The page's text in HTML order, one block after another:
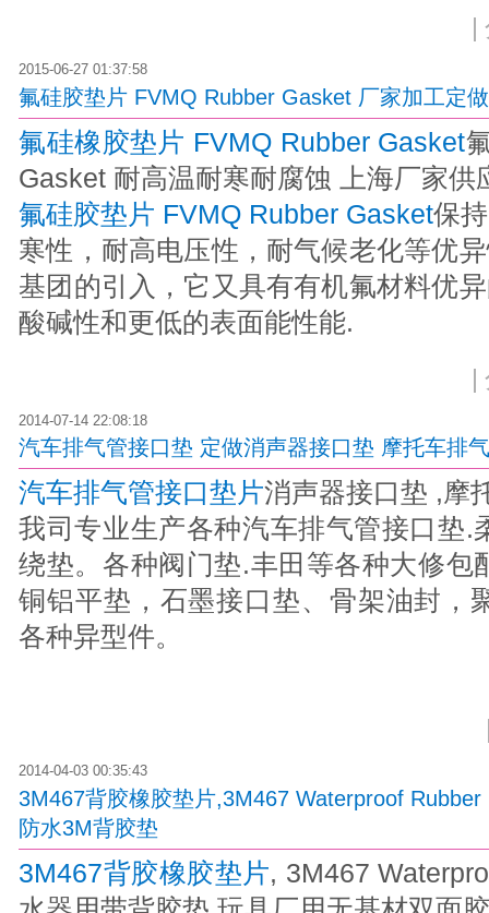
2015-06-27 01:37:58
氟硅胶垫片 FVMQ Rubber Gasket 厂家加工定
氟硅橡胶垫片 FVMQ Rubber Gasket
Gasket 耐高温耐寒耐腐蚀 上海厂家供
氟硅胶垫片 FVMQ Rubber Gasket保
寒性，耐高电压性，耐气候老化等优
基团的引入，它又具有有机氟材料优
酸碱性和更低的表面能性能.
2014-07-14 22:08:18
汽车排气管接口垫 定做消声器接口垫 摩托车排
汽车排气管接口垫片消声器接口垫 ,摩
我司专业生产各种汽车排气管接口垫.
绕垫。各种阀门垫.丰田等各种大修包
铜铝平垫，石墨接口垫、骨架油封，
各种异型件。
2014-04-03 00:35:43
3M467背胶橡胶垫片,3M467 Waterproof
防水3M背胶垫
3M467背胶橡胶垫片, 3M467